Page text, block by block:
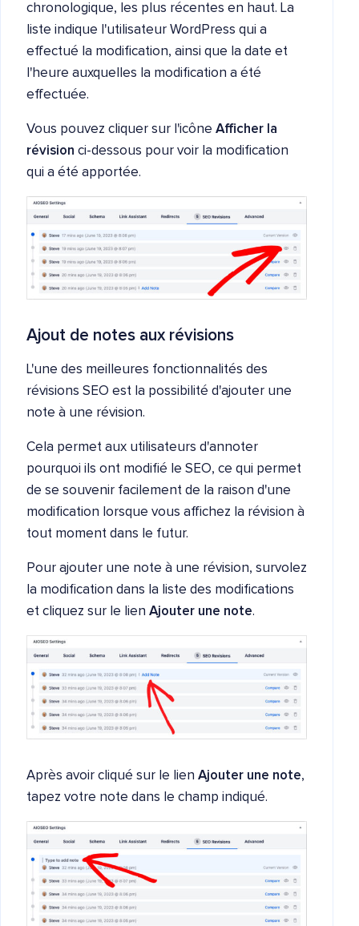
chronologique, les plus récentes en haut. La
liste indique l'utilisateur WordPress qui a
effectué la modification, ainsi que la date et
l'heure auxquelles la modification a été
effectuée.
Vous pouvez cliquer sur l'icône Afficher la
révision ci-dessous pour voir la modification
qui a été apportée.
Ajout de notes aux révisions
L'une des meilleures fonctionnalités des
révisions SEO est la possibilité d'ajouter une
note à une révision.
Cela permet aux utilisateurs d'annoter
pourquoi ils ont modifié le SEO, ce qui permet
de se souvenir facilement de la raison d'une
modification lorsque vous affichez la révision à
tout moment dans le futur.
Pour ajouter une note à une révision, survolez
la modification dans la liste des modifications
et cliquez sur le lien Ajouter une note.
Après avoir cliqué sur le lien Ajouter une note,
tapez votre note dans le champ indiqué.